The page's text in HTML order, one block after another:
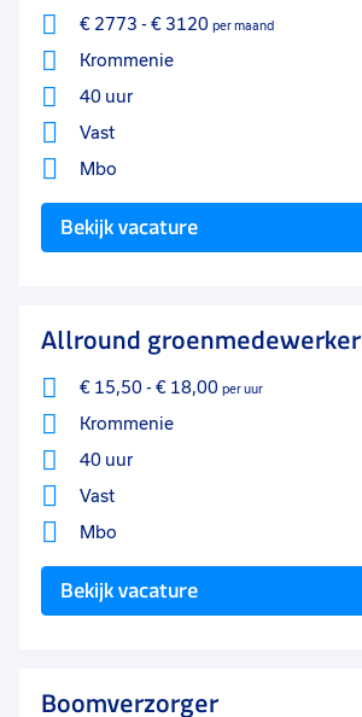
€ 2773 - € 3120 per maand
Krommenie
40 uur
Vast
Mbo
Bekijk vacature
Allround groenmedewerker
€ 15,50- € 18,00 per uur
Krommenie
40 uur
Vast
Mbo
Bekijk vacature
Boomverzorger